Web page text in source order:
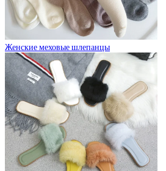
Женские меховые шлепанцы